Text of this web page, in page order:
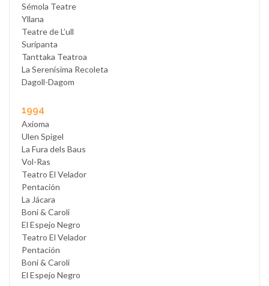
Sémola Teatre
Yllana
Teatre de L’ull
Suripanta
Tanttaka Teatroa
La Serenísima Recoleta
Dagoll-Dagom
1994
Axioma
Ulen Spigel
La Fura dels Baus
Vol-Ras
Teatro El Velador
Pentación
La Jácara
Boni & Caroli
El Espejo Negro
Teatro El Velador
Pentación
Boni & Caroli
El Espejo Negro